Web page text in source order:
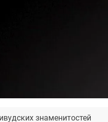
знаменитостей